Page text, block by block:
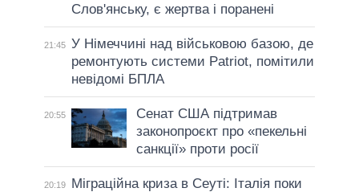
Слов'янську, є жертва і поранені
21:45 У Німеччині над військовою базою, де
ремонтують системи Patriot, помітили
невідомі БПЛА
20:55
Сенат США підтримав
законопроєкт про «пекельні
санкції» проти росії
20:19
Міграційна криза в Сеуті: Італія поки